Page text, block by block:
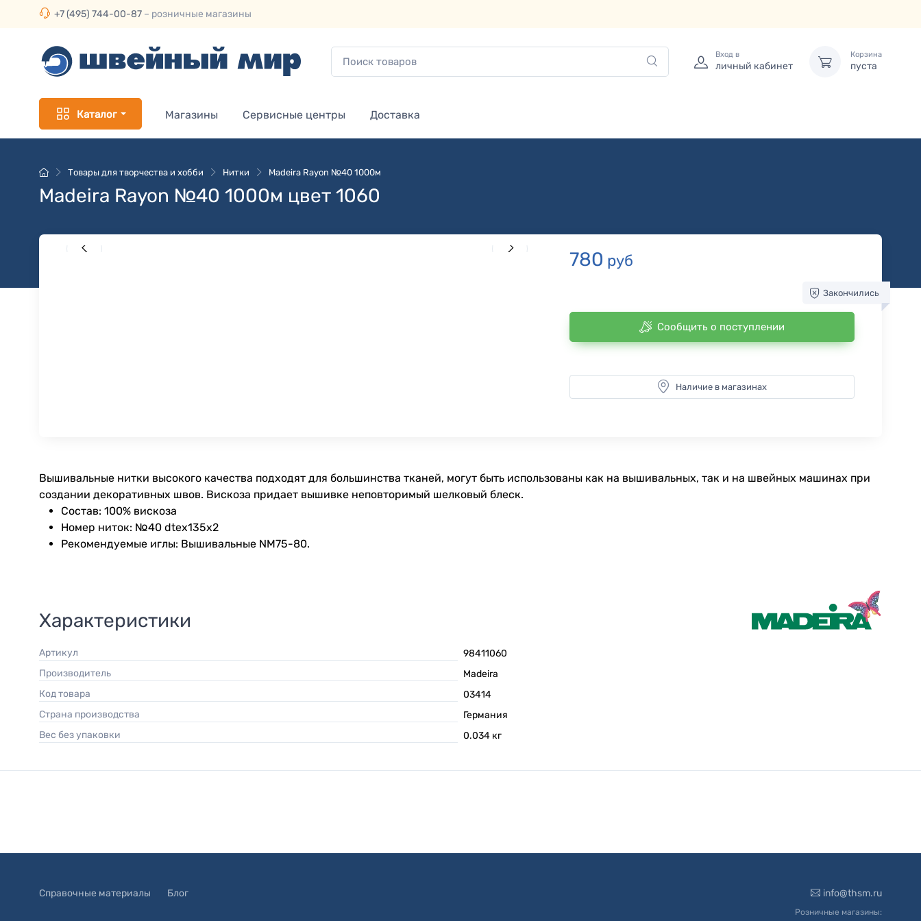
+7 (495) 744-00-87 – розничные магазины
Вход в
личный кабинет
Корзина
пуста
Каталог Магазины Сервисные центры Доставка
Товары для творчества и хобби Нитки Madeira Rayon №40 1000м
Madeira Rayon №40 1000м цвет 1060
780 руб
Закончились
Сообщить о поступлении
Наличие в магазинах
Вышивальные нитки высокого качества подходят для большинства тканей, могут быть использованы как на вышивальных, так и на швейных машинах при
создании декоративных швов. Вискоза придает вышивке неповторимый шелковый блеск.
Состав: 100% вискоза
Номер ниток: №40 dtex135x2
Рекомендуемые иглы: Вышивальные NM75-80.
Характеристики
Артикул
98411060
Производитель
Madeira
Код товара
03414
Страна производства
Германия
Вес без упаковки
0.034 кг
Справочные материалы Блог info@thsm.ru
Розничные магазины: